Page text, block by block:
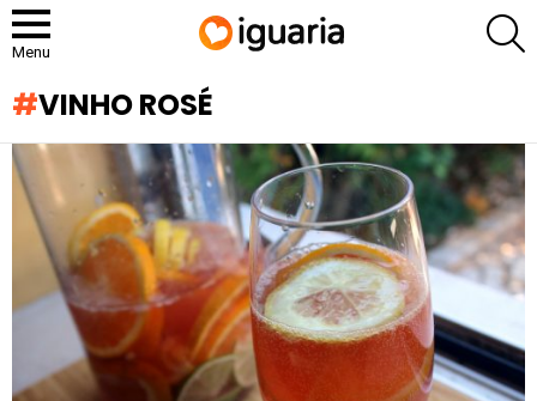
Menu
VINHO ROSÉ
RECOMENDADOS